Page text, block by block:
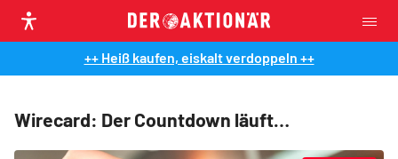
++ Heiß kaufen, eiskalt verdoppeln ++
Wirecard: Der Countdown läuft…